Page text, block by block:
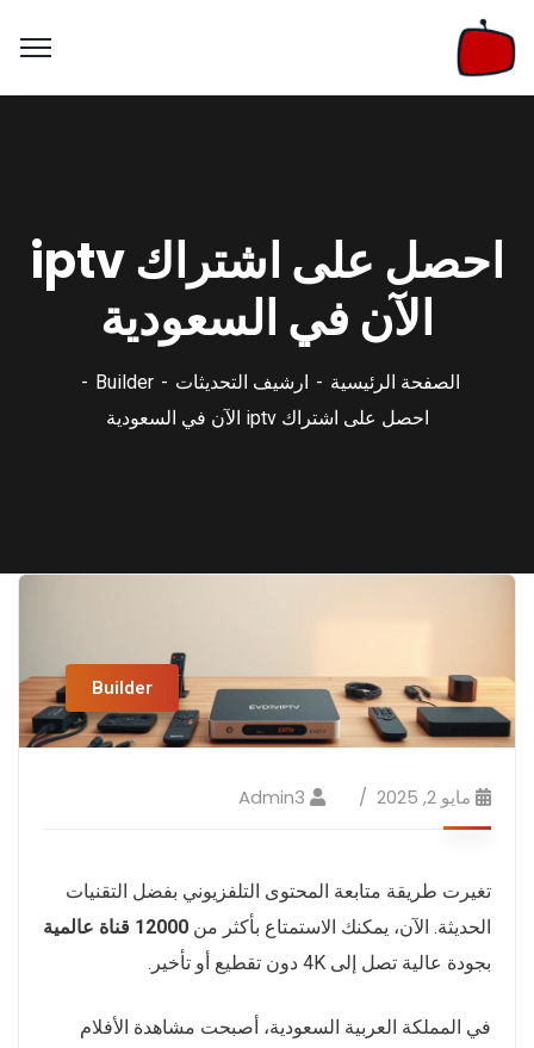
احصل على اشتراك iptv
الآن في السعودية
الصفحة الرئيسية ارشيف التحديثات
Builder
احصل على اشتراك iptv الآن في السعودية
Builder
مايو 2, 2025 Admin3
تغيرت طريقة متابعة المحتوى التلفزيوني بفضل التقنيات
الحديثة. الآن، يمكنك الاستمتاع بأكثر من 12000 قناة عالمية
بجودة عالية تصل إلى 4K دون تقطيع أو تأخير.
في المملكة العربية السعودية، أصبحت مشاهدة الأفلام